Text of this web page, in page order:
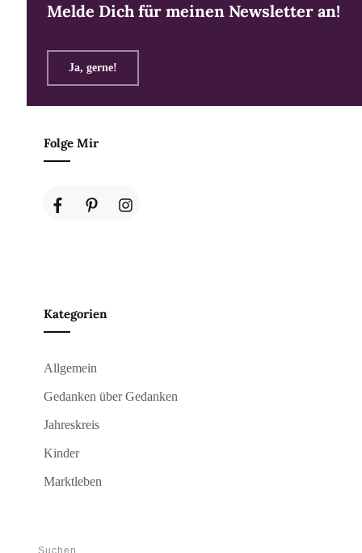
Melde Dich für meinen Newsletter an!
Ja, gerne!
Folge Mir
Kategorien
Allgemein
Gedanken über Gedanken
Jahreskreis
Kinder
Marktleben